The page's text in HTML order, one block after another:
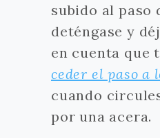
subido al paso
deténgase y
en cuenta que
ceder el paso a
cuando
por una acera.